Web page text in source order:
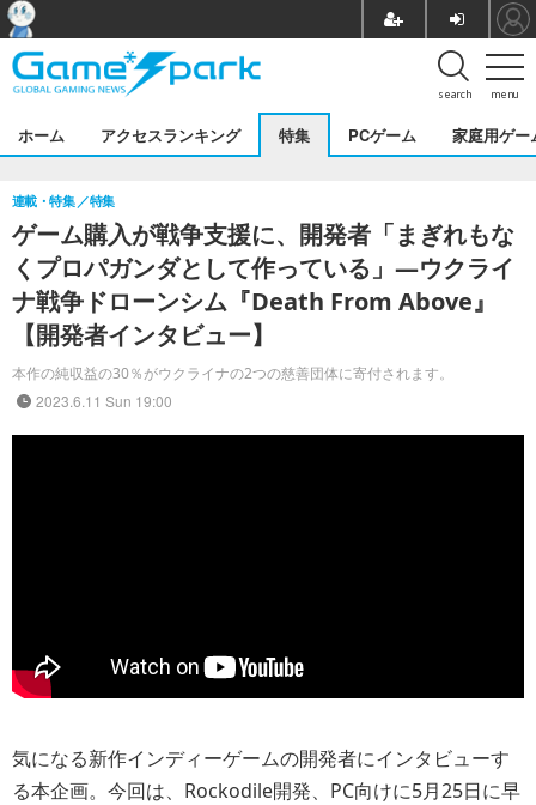
menu
search
ホーム アクセスランキング 特集 PCゲーム 家庭用ゲー
ゲーム購入が戦争支援に、開発者「まぎれもな
くプロパガンダとして作っている」―ウクライ
ナ戦争ドローンシム『Death From Above』
【開発者インタビュー】
本作の純収益の30％がウクライナの2つの慈善団体に寄付されます。
連載・特集 特集
2023.6.11 Sun 19:00
気になる新作インディーゲームの開発者にインタビューす
る本企画。今回は、Rockodile開発、PC向けに5月25日に早